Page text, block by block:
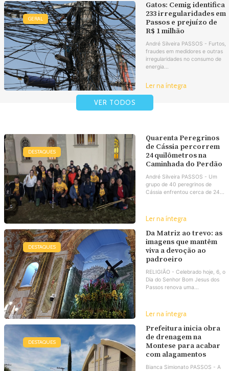
GERAL
Gatos: Cemig identifica
233 irregularidades em
Passos e prejuízo de
R$ 1 milhão
André Silveira PASSOS - Furtos,
fraudes em medidores e outras
irregularidades no consumo de
energia...
Ler na íntegra
VER TODOS
DESTAQUES
Quarenta Peregrinos
de Cássia percorrem
24 quilômetros na
Caminhada do Perdão
André Silveira PASSOS - Um
grupo de 40 peregrinos de
Cássia enfrentou cerca de 24...
Ler na íntegra
DESTAQUES
Da Matriz ao trevo: as
imagens que mantêm
viva a devoção ao
padroeiro
RELIGIÃO - Celebrado hoje, 6, o
Dia do Senhor Bom Jesus dos
Passos renova uma...
Ler na íntegra
DESTAQUES
Prefeitura inicia obra
de drenagem na
Montese para acabar
com alagamentos
Bianca Simionato PASSOS - A